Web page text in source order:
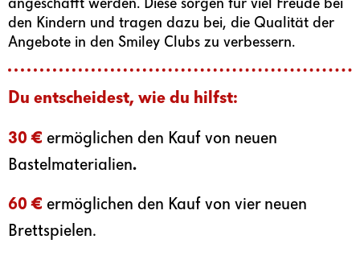
angeschafft werden. Diese sorgen für viel Freude bei
den Kindern und tragen dazu bei, die Qualität der
Angebote in den Smiley Clubs zu verbessern.
Du entscheidest, wie du hilfst:
30 € ermöglichen den Kauf von neuen
Bastelmaterialien.
60 € ermöglichen den Kauf von vier neuen
Brettspielen.